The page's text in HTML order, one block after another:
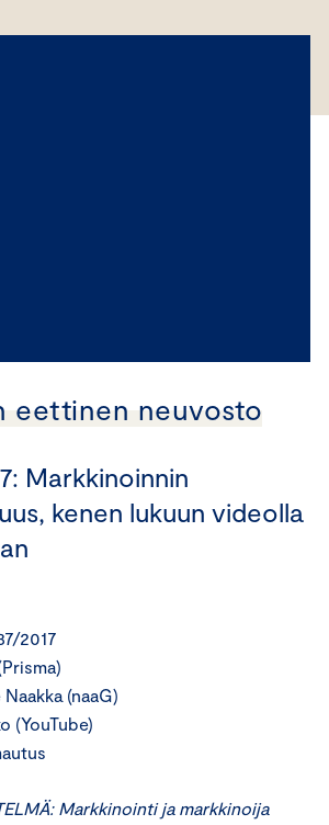
eettinen neuvosto
Markkinoinnin
kenen lukuun videolla
2017
(naaG)
(YouTube)
Markkinointi ja markkinoija